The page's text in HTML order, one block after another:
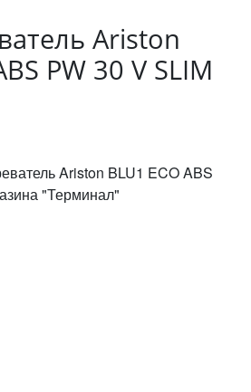
Ariston
PW 30 V SLIM